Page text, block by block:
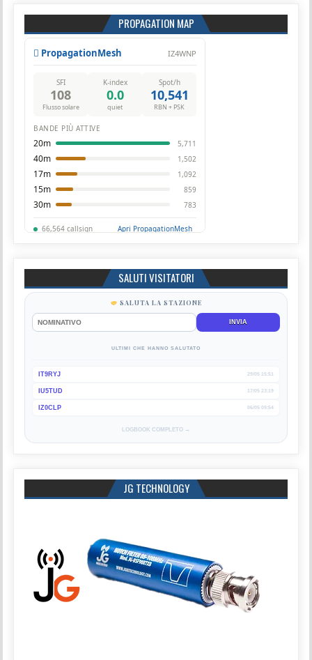
PROPAGATION MAP
SALUTI VISITATORI
SALUTA LA STAZIONE
INVIA
ULTIMI CHE HANNO SALUTATO
IT9RYJ 29/05 15:51
IU5TUD 17/05 23:19
IZ0CLP 06/05 09:54
LOGBOOK COMPLETO →
JG TECHNOLOGY